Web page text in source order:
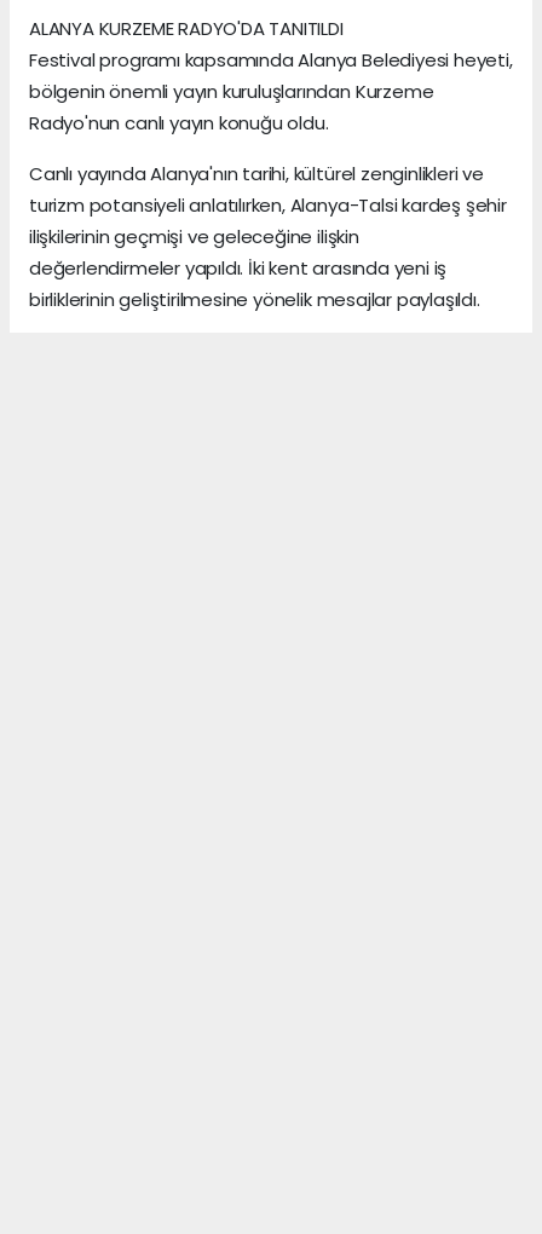
ALANYA KURZEME RADYO'DA TANITILDI
Festival programı kapsamında Alanya Belediyesi heyeti,
bölgenin önemli yayın kuruluşlarından Kurzeme
Radyo'nun canlı yayın konuğu oldu.
Canlı yayında Alanya'nın tarihi, kültürel zenginlikleri ve
turizm potansiyeli anlatılırken, Alanya-Talsi kardeş şehir
ilişkilerinin geçmişi ve geleceğine ilişkin
değerlendirmeler yapıldı. İki kent arasında yeni iş
birliklerinin geliştirilmesine yönelik mesajlar paylaşıldı.